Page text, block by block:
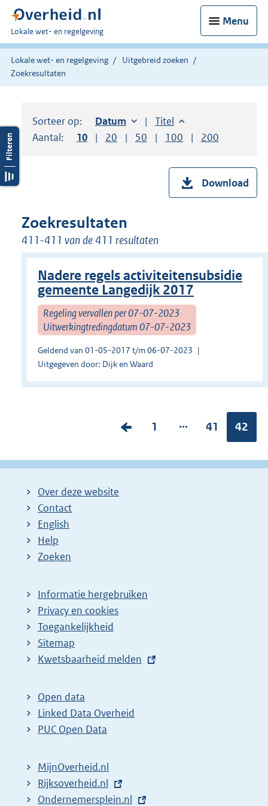
Menu
U
bent
hier:
Lokale wet- en regelgeving
Lokale wet- en regelgeving
Uitgebreid zoeken
Zoekresultaten
Sorteer op: Sorteer op:
Datum oplopendSorteer op:
Titel oplopend
Aantal:
Toon
10 resultaten per pagina
Toon
20 resultaten per pagina
Toon
50 resultaten per pagina
Toon
100 resultaten per
Toon
200
Download
Zoekresultaten
411-411 van de 411 resultaten
Nadere regels activiteitensubsidie
gemeente Langedijk 2017
Regeling vervallen per 07-07-2023
Uitwerkingtredingdatum 07-07-2023
Geldend van 01-05-2017 t/m 06-07-2023
Uitgegeven door: Dijk en Waard
V
r
o
r
P
g
1 ...
P
g
41 42
Over deze website
Contact
English
Help
Zoeken
Informatie hergebruiken
Privacy en cookies
Toegankelijkheid
Sitemap
E
t
e
r
l
i
Kwetsbaarheid melden
Open data
Linked Data Overheid
PUC Open Data
MijnOverheid.nl
E
x
Rijksoverheid.nl
E
Ondernemersplein.nl